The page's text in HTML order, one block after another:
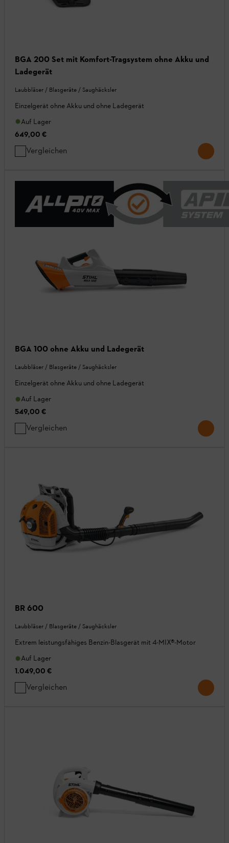
BGA 200 Set mit Komfort-Tragsystem ohne Akku und
Ladegerät
Laubbläser / Blasgeräte / Saughäcksler
Einzelgerät ohne Akku und ohne Ladegerät
Auf Lager
649,00 €
Vergleichen
BGA 100 ohne Akku und Ladegerät
Laubbläser / Blasgeräte / Saughäcksler
Einzelgerät ohne Akku und ohne Ladegerät
Auf Lager
549,00 €
Vergleichen
BR 600
Laubbläser / Blasgeräte / Saughäcksler
Extrem leistungsfähiges Benzin-Blasgerät mit 4-MIX®-Motor
Auf Lager
1.049,00 €
Vergleichen